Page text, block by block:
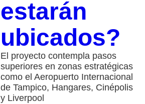
estarán
ubicados?
El proyecto contempla pasos
superiores en zonas estratégicas
como el Aeropuerto Internacional
de Tampico, Hangares, Cinépolis
y Liverpool